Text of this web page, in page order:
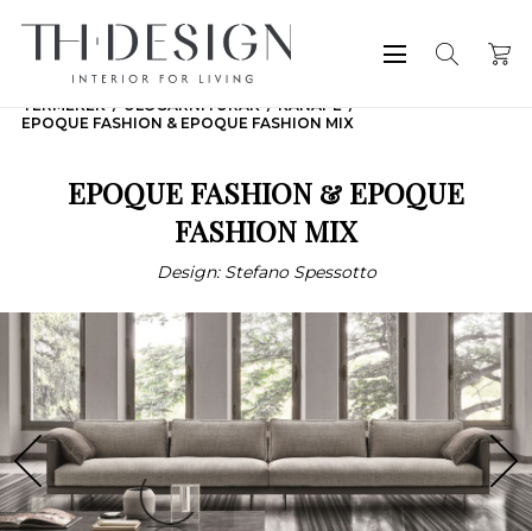
TERMÉKEK ÜLŐGARNITÚRÁK
KANAPÉ
EPOQUE FASHION & EPOQUE FASHION MIX
EPOQUE FASHION & EPOQUE
FASHION MIX
Design: Stefano Spessotto